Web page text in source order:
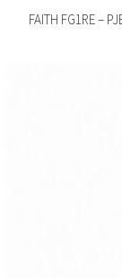
FAITH FG1RE –